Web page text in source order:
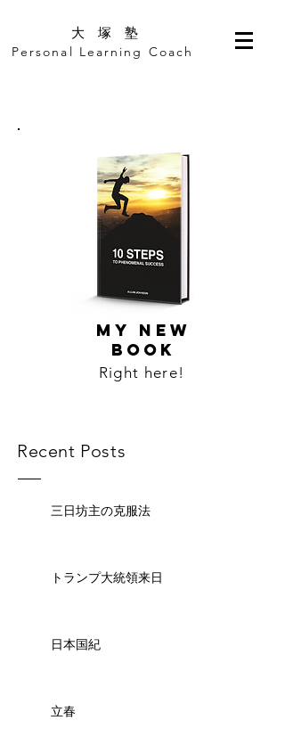
​大 塚 塾
Personal Learning Coach
MY NEW
BOOK
Right here!
Recent Posts
三日坊主の克服法
トランプ大統領来日
日本国紀
立春